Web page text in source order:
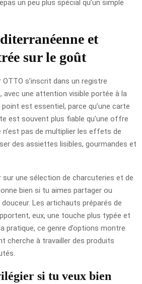
un peu plus spécial qu’un simple
et
sur le goût
s’inscrit dans un registre
avec une attention visible portée à la
est essentiel, parce qu’une carte
est souvent plus fiable qu’une offre
n’est pas de multiplier les effets de
des assiettes lisibles, gourmandes et
sur une sélection de charcuteries et de
bien si tu aimes partager ou
Les artichauts préparés de
eux, une touche plus typée et
pratique, ce genre d’options montre
cherche à travailler des produits
si tu veux bien